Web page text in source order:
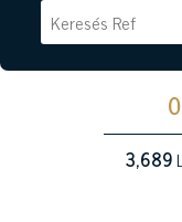
0
3,689